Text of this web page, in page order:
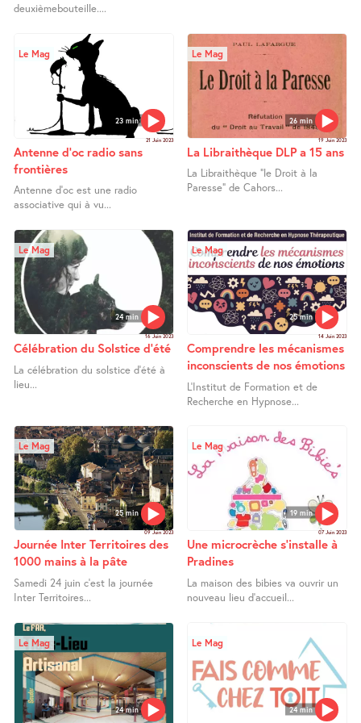
deuxièmebouteille....
23 min
Le Mag
21 Juin 2023
Antenne d’oc radio sans
frontières
Antenne d’oc est une radio
associative qui à vu...
26 min
Le Mag
19 Juin 2023
La Libraithèque DLP a 15 ans
La Libraithèque “le Droit à la
Paresse” de Cahors...
24 min
Le Mag
16 Juin 2023
Célébration du Solstice d’été
La célébration du solstice d’été à
lieu...
25 min
Le Mag
14 Juin 2023
Comprendre les mécanismes
inconscients de nos émotions
L’Institut de Formation et de
Recherche en Hypnose...
25 min
Le Mag
09 Juin 2023
Journée Inter Territoires des
1000 mains à la pâte
Samedi 24 juin c’est la journée
Inter Territoires...
19 min
Le Mag
07 Juin 2023
Une microcrèche s’installe à
Pradines
La maison des bibies va ouvrir un
nouveau lieu d’accueil...
24 min
Le Mag
24 min
Le Mag